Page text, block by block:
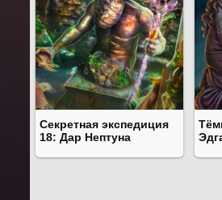
Секретная экспедиция
18: Дар Нептуна